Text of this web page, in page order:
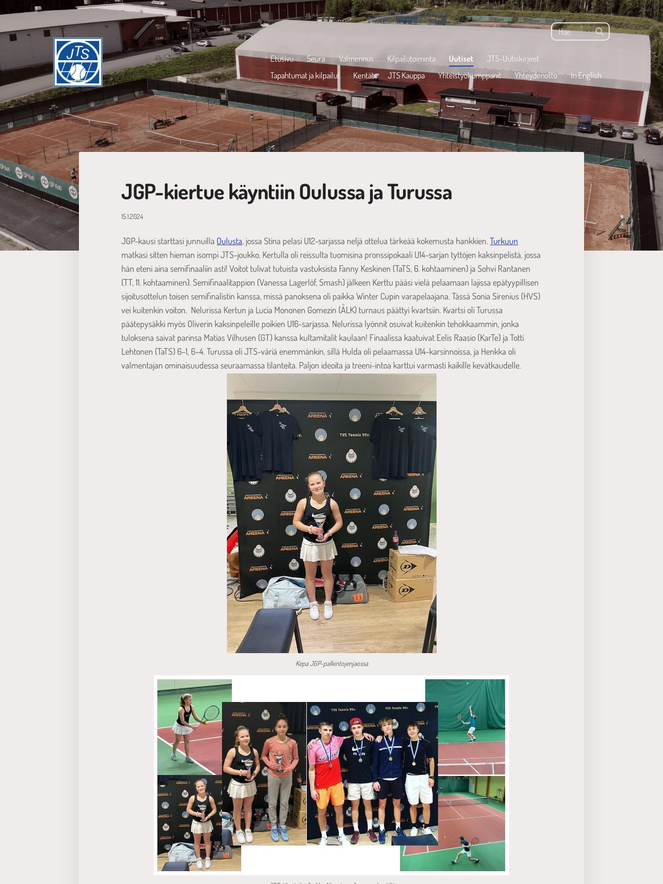
Siirry
sisältöön
Haku
Hae
Jyväskylän Tennisseura ry
Etusivu Seura Valmennus Kilpailutoiminta Uutiset
JTS-Uutiskirjeet
Tapahtumat ja kilpailut
Kentät JTS Kauppa Yhteistyökumppanit Yhteydenotto In English
JGP-kiertue käyntiin Oulussa ja Turussa
15.1.2024
JGP-kausi starttasi junnuilla Oulusta, jossa Stina pelasi U12-sarjassa neljä ottelua tärkeää kokemusta hankkien.Turkuun
matkasi sitten hieman isompi JTS-joukko. Kertulla oli reissulta tuomisina pronssipokaali U14-sarjan tyttöjen kaksinpelistä, jossa
hän eteni aina semifinaaliin asti! Voitot tulivat tutuista vastuksista Fanny Keskinen (TaTS, 6. kohtaaminen) ja Sohvi Rantanen
(TT, 11. kohtaaminen). Semifinaalitappion (Vanessa Lagerlöf, Smash) jälkeen Kerttu pääsi vielä pelaamaan lajissa epätyypillisen
sijoitusottelun toisen semifinalistin kanssa, missä panoksena oli paikka Winter Cupin varapelaajana. Tässä Sonia Sirenius (HVS)
vei kuitenkin voiton. Nelurissa Kertun ja Lucia Mononen Gomezin (ÅLK) turnaus päättyi kvartsiin. Kvartsi oli Turussa
päätepysäkki myös Oliverin kaksinpeleille poikien U16-sarjassa. Nelurissa lyönnit osuivat kuitenkin tehokkaammin, jonka
tuloksena saivat parinsa Matias Vilhusen (GT) kanssa kultamitalit kaulaan! Finaalissa kaatuivat Eelis Raasio (KarTe) ja Totti
Lehtonen (TaTS) 6–1, 6–4. Turussa oli JTS-väriä enemmänkin, sillä Hulda oli pelaamassa U14-karsinnoissa, ja Henkka oli
valmentajan ominaisuudessa seuraamassa tilanteita. Paljon ideoita ja treeni-intoa karttui varmasti kaikille kevätkaudelle.
Kepa JGP-palkintojenjaossa